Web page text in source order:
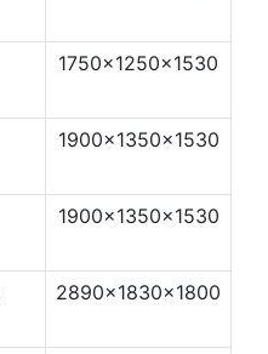
1750x1250x1530
1900x1350x1530
1900x1350x1530
2890x1830x1800